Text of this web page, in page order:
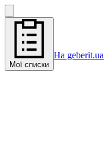
Мої списки
На geberit.ua